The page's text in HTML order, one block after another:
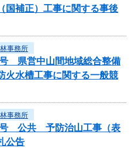
国補正）工事に関する事後
事務所
号 県営中山間地域総合整備
水槽工事に関する一般競
事務所
号 公共 予防治山工事（表
公告